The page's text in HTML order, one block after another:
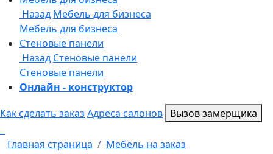
Онлайн - конструктор
Как сделать заказ Адреса салонов Вызов замерщика
Главная страница
Мебель на заказ